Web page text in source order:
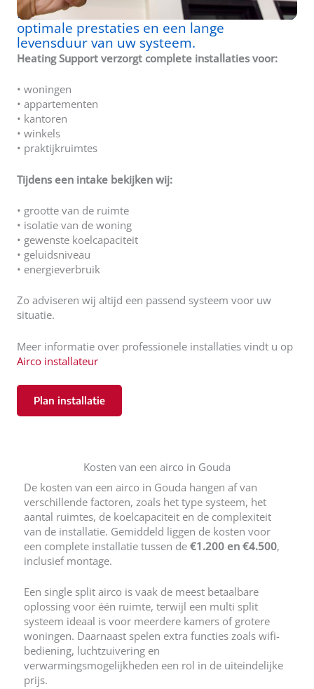
Een correcte installatie is essentieel voor
optimale prestaties en een lange
levensduur van uw systeem.
Heating Support verzorgt complete installaties voor:
• woningen
• appartementen
• kantoren
• winkels
• praktijkruimtes
Tijdens een intake bekijken wij:
• grootte van de ruimte
• isolatie van de woning
• gewenste koelcapaciteit
• geluidsniveau
• energieverbruik
Zo adviseren wij altijd een passend systeem voor uw
situatie.
Meer informatie over professionele installaties vindt u op
Airco installateur
Plan installatie
Kosten van een airco in Gouda
De kosten van een airco in Gouda hangen af van
verschillende factoren, zoals het type systeem, het
aantal ruimtes, de koelcapaciteit en de complexiteit
van de installatie. Gemiddeld liggen de kosten voor
een complete installatie tussen de €1.200 en €4.500,
inclusief montage.
Een single split airco is vaak de meest betaalbare
oplossing voor één ruimte, terwijl een multi split
systeem ideaal is voor meerdere kamers of grotere
woningen. Daarnaast spelen extra functies zoals wifi-
bediening, luchtzuivering en
verwarmingsmogelijkheden een rol in de uiteindelijke
prijs.